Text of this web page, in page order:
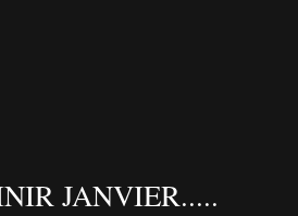
JANVIER.....